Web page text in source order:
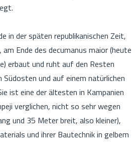
in der späten republikanischen Zeit,
am Ende des decumanus maior (heute
erbaut und ruht auf den Resten
und auf einem natürlichen
ist eine der ältesten in Kampanien
verglichen, nicht so sehr wegen
und 35 Meter breit, also kleiner),
und ihrer Bautechnik in gelbem